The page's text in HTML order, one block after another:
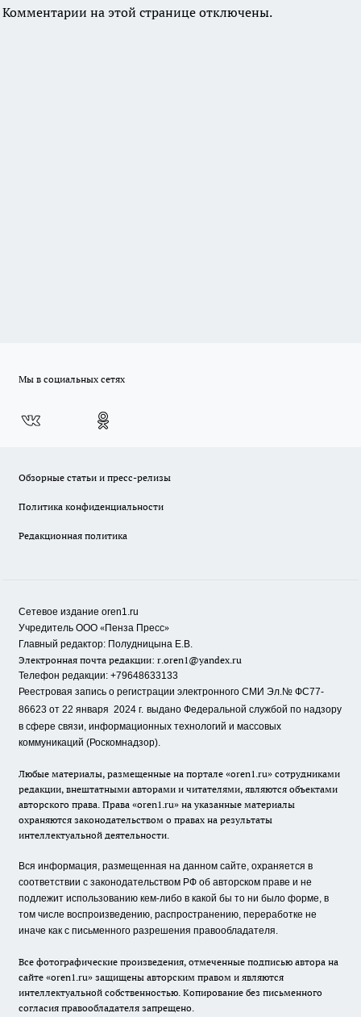
Комментарии на этой странице отключены.
Мы в социальных сетях
Обзорные статьи и пресс-релизы
Политика конфиденциальности
Редакционная политика
Сетевое издание oren1.ru
Учредитель ООО «Пенза Пресс»
Главный редактор: Полудницына Е.В.
Электронная почта редакции: r.oren1@yandex.ru
Телефон редакции: +79648633133
Реестровая запись о регистрации электронного СМИ Эл.№ ФС77-
86623 от 22 января 2024 г. выдано Федеральной службой по надзору
в сфере связи, информационных технологий и массовых
коммуникаций (Роскомнадзор).
Любые материалы, размещенные на портале «oren1.ru» сотрудниками
редакции, внештатными авторами и читателями, являются объектами
авторского права. Права «oren1.ru» на указанные материалы
охраняются законодательством о правах на результаты
интеллектуальной деятельности.
Вся информация, размещенная на данном сайте, охраняется в
соответствии с законодательством РФ об авторском праве и не
подлежит использованию кем-либо в какой бы то ни было форме, в
том числе воспроизведению, распространению, переработке не
иначе как с письменного разрешения правообладателя.
Все фотографические произведения, отмеченные подписью автора на
сайте «oren1.ru» защищены авторским правом и являются
интеллектуальной собственностью. Копирование без письменного
согласия правообладателя запрещено.